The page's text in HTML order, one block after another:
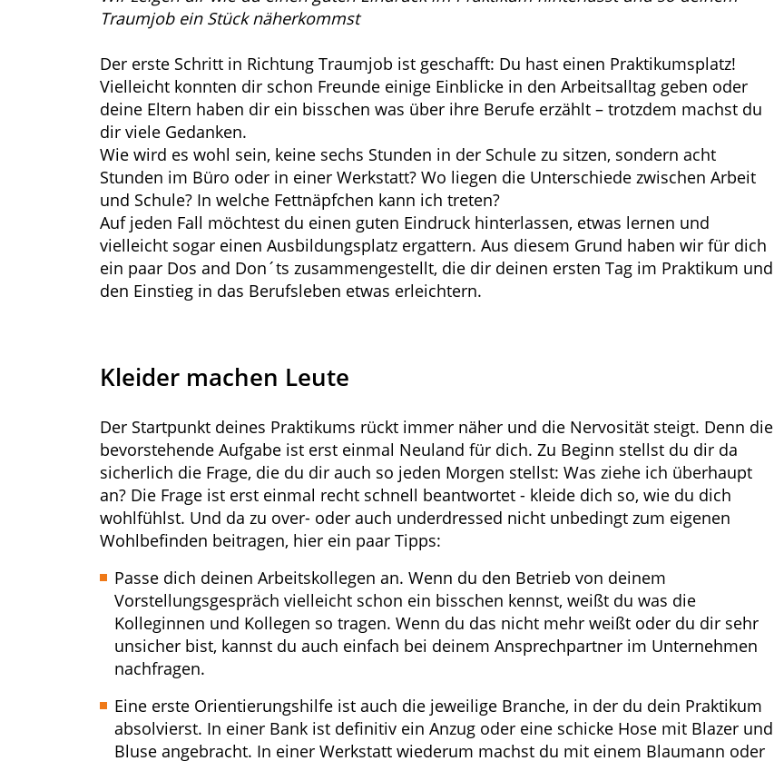
Traumjob ein Stück näherkommst
Der erste Schritt in Richtung Traumjob ist geschafft: Du hast einen Praktikumsplatz!
Vielleicht konnten dir schon Freunde einige Einblicke in den Arbeitsalltag geben oder
deine Eltern haben dir ein bisschen was über ihre Berufe erzählt – trotzdem machst du
dir viele Gedanken.
Wie wird es wohl sein, keine sechs Stunden in der Schule zu sitzen, sondern acht
Stunden im Büro oder in einer Werkstatt? Wo liegen die Unterschiede zwischen Arbeit
und Schule? In welche Fettnäpfchen kann ich treten?
Auf jeden Fall möchtest du einen guten Eindruck hinterlassen, etwas lernen und
vielleicht sogar einen Ausbildungsplatz ergattern. Aus diesem Grund haben wir für dich
ein paar Dos and Don´ts zusammengestellt, die dir deinen ersten Tag im Praktikum und
den Einstieg in das Berufsleben etwas erleichtern.
Kleider machen Leute
Der Startpunkt deines Praktikums rückt immer näher und die Nervosität steigt. Denn die
bevorstehende Aufgabe ist erst einmal Neuland für dich. Zu Beginn stellst du dir da
sicherlich die Frage, die du dir auch so jeden Morgen stellst: Was ziehe ich überhaupt
an? Die Frage ist erst einmal recht schnell beantwortet - kleide dich so, wie du dich
wohlfühlst. Und da zu over- oder auch underdressed nicht unbedingt zum eigenen
Wohlbefinden beitragen, hier ein paar Tipps:
Passe dich deinen Arbeitskollegen an. Wenn du den Betrieb von deinem
Vorstellungsgespräch vielleicht schon ein bisschen kennst, weißt du was die
Kolleginnen und Kollegen so tragen. Wenn du das nicht mehr weißt oder du dir sehr
unsicher bist, kannst du auch einfach bei deinem Ansprechpartner im Unternehmen
nachfragen.
Eine erste Orientierungshilfe ist auch die jeweilige Branche, in der du dein Praktikum
absolvierst. In einer Bank ist definitiv ein Anzug oder eine schicke Hose mit Blazer und
Bluse angebracht. In einer Werkstatt wiederum machst du mit einem Blaumann oder